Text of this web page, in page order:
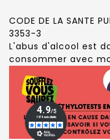
CODE DE LA SANTE
3353-3
L'abus d'alcool est
consommer avec